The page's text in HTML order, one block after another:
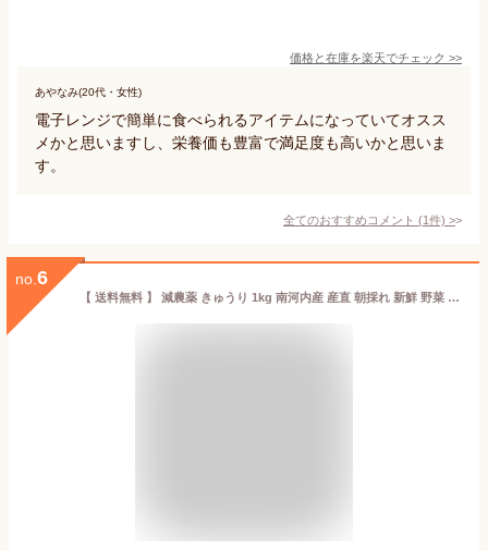
価格と在庫を楽天でチェック >>
あやなみ(20代・女性)
電子レンジで簡単に食べられるアイテムになっていてオスス
メかと思いますし、栄養価も豊富で満足度も高いかと思いま
す。
全てのおすすめコメント (1件) >
no. 6
【 送料無料 】 減農薬 きゅうり 1kg 南河内産 産直 朝採れ 新鮮 野菜 キュウリ 胡瓜 朝採り 大阪 農家直送 産地直送 お取り寄せ 旬 美味しい ぱりぱり 漬物 サラダ 浅漬け 1キロ お試し 家庭用 ギフト 訳あり わけあり 野菜セット 訳ありきゅうり 夏野菜 野菜宅配 期間限定